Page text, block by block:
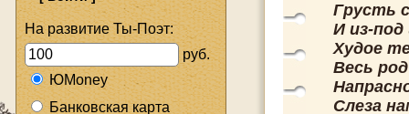
На развитие Ты-Поэт:
руб.
ЮMoney
Банковская карта
Грусть
И из-
Худое
Весь
Слеза